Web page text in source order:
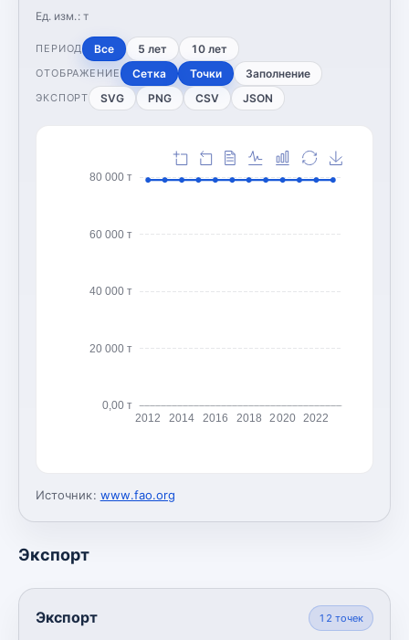
Ед. изм.: т
ПЕРИОД Все 5 лет 10 лет
ОТОБРАЖЕНИЕ Сетка Точки Заполнение
ЭКСПОРТ SVG PNG CSV JSON
0,00 т
20 000 т
40 000 т
60 000 т
80 000 т
2012 2014 2016 2018 2020 2022
Источник: www.fao.org
Экспорт
Экспорт 12 точек